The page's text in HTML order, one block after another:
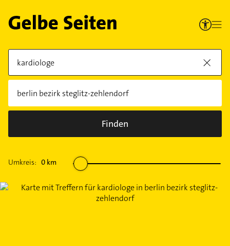
Finden
Umkreis: 0 km